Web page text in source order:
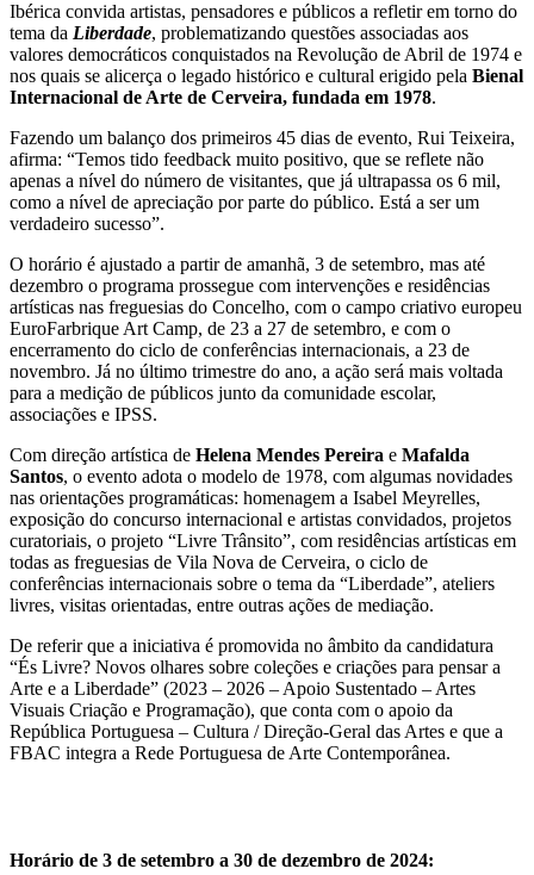
Ibérica convida artistas, pensadores e públicos a refletir em torno do
tema da Liberdade, problematizando questões associadas aos
valores democráticos conquistados na Revolução de Abril de 1974 e
nos quais se alicerça o legado histórico e cultural erigido pela Bienal
Internacional de Arte de Cerveira, fundada em 1978.
Fazendo um balanço dos primeiros 45 dias de evento, Rui Teixeira,
afirma: “Temos tido feedback muito positivo, que se reflete não
apenas a nível do número de visitantes, que já ultrapassa os 6 mil,
como a nível de apreciação por parte do público. Está a ser um
verdadeiro sucesso”.
O horário é ajustado a partir de amanhã, 3 de setembro, mas até
dezembro o programa prossegue com intervenções e residências
artísticas nas freguesias do Concelho, com o campo criativo europeu
EuroFarbrique Art Camp, de 23 a 27 de setembro, e com o
encerramento do ciclo de conferências internacionais, a 23 de
novembro. Já no último trimestre do ano, a ação será mais voltada
para a medição de públicos junto da comunidade escolar,
associações e IPSS.
Com direção artística de Helena Mendes Pereira e Mafalda
Santos, o evento adota o modelo de 1978, com algumas novidades
nas orientações programáticas: homenagem a Isabel Meyrelles,
exposição do concurso internacional e artistas convidados, projetos
curatoriais, o projeto “Livre Trânsito”, com residências artísticas em
todas as freguesias de Vila Nova de Cerveira, o ciclo de
conferências internacionais sobre o tema da “Liberdade”, ateliers
livres, visitas orientadas, entre outras ações de mediação.
De referir que a iniciativa é promovida no âmbito da candidatura
“És Livre? Novos olhares sobre coleções e criações para pensar a
Arte e a Liberdade” (2023 – 2026 – Apoio Sustentado – Artes
Visuais Criação e Programação), que conta com o apoio da
República Portuguesa – Cultura / Direção-Geral das Artes e que a
FBAC integra a Rede Portuguesa de Arte Contemporânea.
Horário de 3 de setembro a 30 de dezembro de 2024: